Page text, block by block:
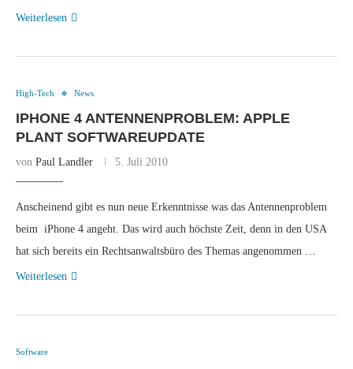
Weiterlesen
High-Tech News
IPHONE 4 ANTENNENPROBLEM: APPLE
PLANT SOFTWAREUPDATE
von Paul Landler 5. Juli 2010
Anscheinend gibt es nun neue Erkenntnisse was das Antennenproblem
beim iPhone 4 angeht. Das wird auch höchste Zeit, denn in den USA
hat sich bereits ein Rechtsanwaltsbüro des Themas angenommen …
Weiterlesen
Software